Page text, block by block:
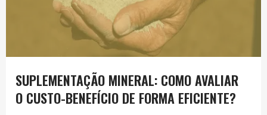
SUPLEMENTAÇÃO MINERAL: COMO AVALIAR
O CUSTO-BENEFÍCIO DE FORMA EFICIENTE?